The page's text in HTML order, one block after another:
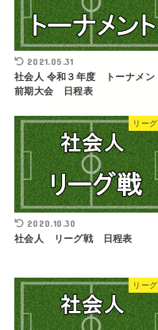
2021.05.31
社会人 令和３年度 トーナメン
前期大会 日程表
リー
2020.10.30
社会人 リーグ戦 日程表
リー